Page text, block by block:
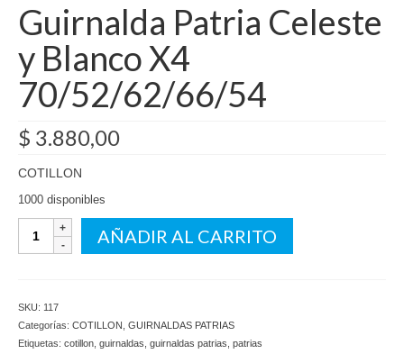
Guirnalda Patria Celeste
y Blanco X4
70/52/62/66/54
$ 3.880,00
COTILLON
1000 disponibles
Guirnalda
Patria
70/52/62/66/54
cantidad
AÑADIR AL CARRITO
SKU: 117
Categorías: COTILLON GUIRNALDAS PATRIAS
Etiquetas: cotillon guirnaldas guirnaldas patrias patrias